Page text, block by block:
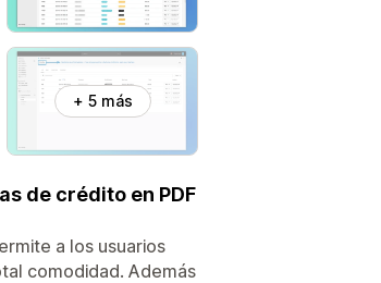
+ 5 más
de crédito en PDF
a los usuarios
comodidad. Además